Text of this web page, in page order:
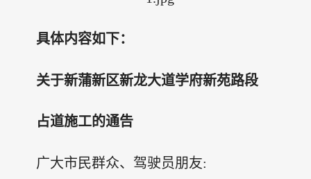
具体内容如下：
关于新蒲新区新龙大道学府新苑路段
占道施工的通告
广大市民群众、驾驶员朋友: